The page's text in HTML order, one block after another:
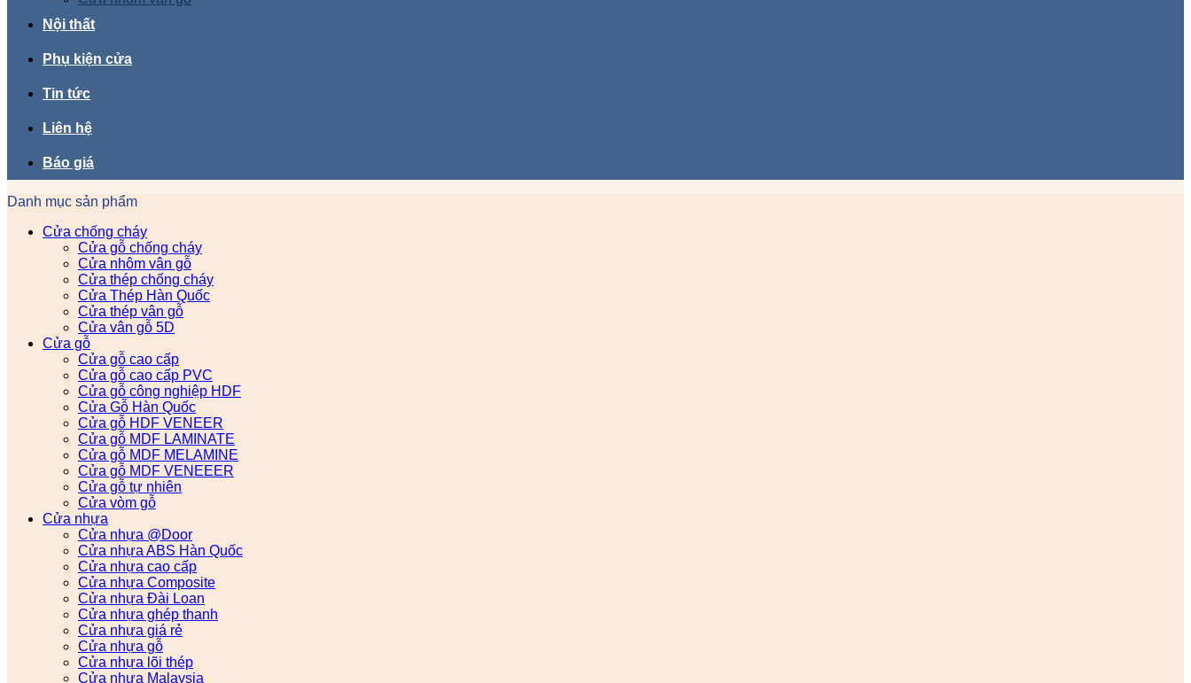
Nội thất
Phụ kiện cửa
Tin tức
Liên hệ
Báo giá
Danh mục sản phẩm
Cửa chống cháy
Cửa gỗ chống cháy
Cửa nhôm vân gỗ
Cửa thép chống cháy
Cửa Thép Hàn Quốc
Cửa thép vân gỗ
Cửa vân gỗ 5D
Cửa gỗ
Cửa gỗ cao cấp
Cửa gỗ cao cấp PVC
Cửa gỗ công nghiệp HDF
Cửa Gỗ Hàn Quốc
Cửa gỗ HDF VENEER
Cửa gỗ MDF LAMINATE
Cửa gỗ MDF MELAMINE
Cửa gỗ MDF VENEEER
Cửa gỗ tự nhiên
Cửa vòm gỗ
Cửa nhựa
Cửa nhựa @Door
Cửa nhựa ABS Hàn Quốc
Cửa nhựa cao cấp
Cửa nhựa Composite
Cửa nhựa Đài Loan
Cửa nhựa ghép thanh
Cửa nhựa giá rẻ
Cửa nhựa gỗ
Cửa nhựa lõi thép
Cửa nhựa Malaysia